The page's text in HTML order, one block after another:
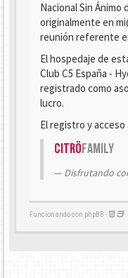
Nacional Sin Ánimo
originalmente en
reunión referente
El hospedaje de
Club C5 España -
registrado como
lucro.
El registro y
CitröFamily
Disfrutando
Funcionando con phpBB -